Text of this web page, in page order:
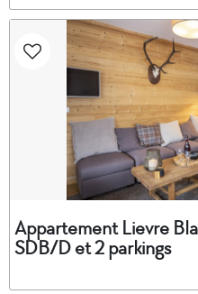
Appartement Lievre
SDB/D et 2 parkings